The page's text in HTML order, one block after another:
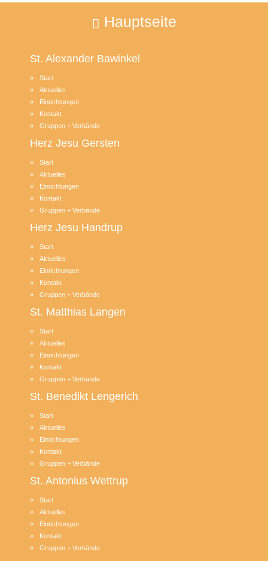
Hauptseite
St. Alexander Bawinkel
Start
Aktuelles
Einrichtungen
Kontakt
Gruppen + Verbände
Herz Jesu Gersten
Start
Aktuelles
Einrichtungen
Kontakt
Gruppen + Verbände
Herz Jesu Handrup
Start
Aktuelles
Einrichtungen
Kontakt
Gruppen + Verbände
St. Matthias Langen
Start
Aktuelles
Einrichtungen
Kontakt
Gruppen + Verbände
St. Benedikt Lengerich
Start
Aktuelles
Einrichtungen
Kontakt
Gruppen + Verbände
St. Antonius Wettrup
Start
Aktuelles
Einrichtungen
Kontakt
Gruppen + Verbände